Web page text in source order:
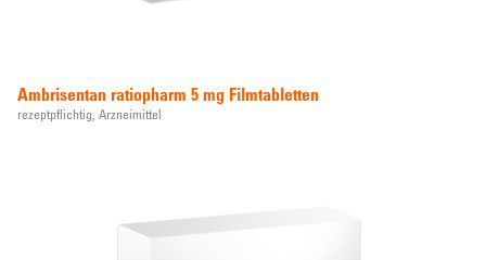
Ambrisentan ratiopharm 5 mg Filmtabletten
rezeptpflichtig, Arzneimittel